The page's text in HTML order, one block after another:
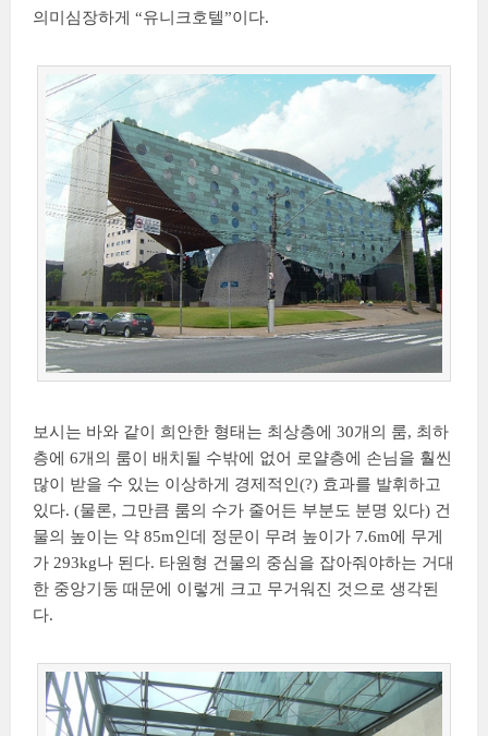
의미심장하게 “유니크호텔”이다.
보시는 바와 같이 희안한 형태는 최상층에 30개의 룸, 최하
층에 6개의 룸이 배치될 수밖에 없어 로얄층에 손님을 훨씬
많이 받을 수 있는 이상하게 경제적인(?) 효과를 발휘하고
있다. (물론, 그만큼 룸의 수가 줄어든 부분도 분명 있다) 건
물의 높이는 약 85m인데 정문이 무려 높이가 7.6m에 무게
가 293kg나 된다. 타원형 건물의 중심을 잡아줘야하는 거대
한 중앙기둥 때문에 이렇게 크고 무거워진 것으로 생각된
다.